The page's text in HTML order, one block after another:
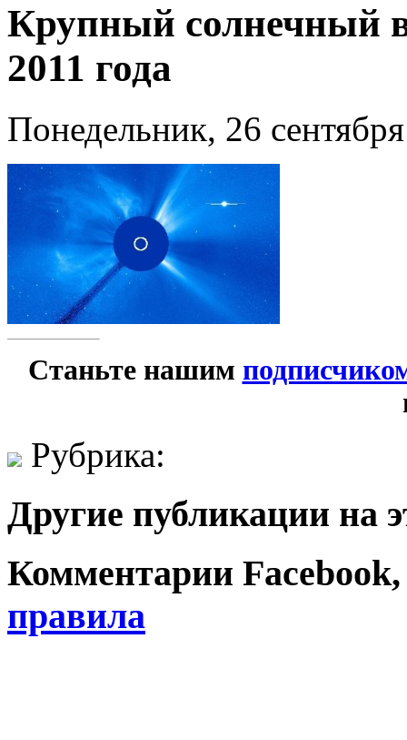
Крупный солнечный
2011 года
Понедельник, 26
Станьте нашим
Рубрика:
Другие публикации на
Комментарии
правила